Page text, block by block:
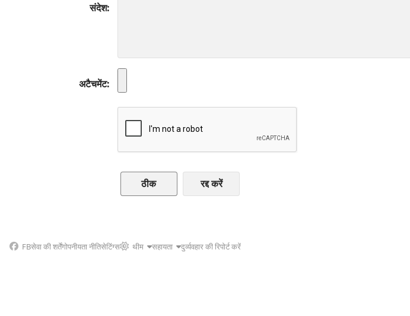
संदेश
अटैचमेंट
रद्द करें
FBसेवा की शर्तेंगोपनीयता नीतिसेटिंग्स थीम सहायता दुर्व्यवहार की रिपोर्ट करें